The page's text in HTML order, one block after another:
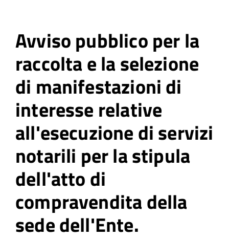
Avviso pubblico per la
raccolta e la selezione
di manifestazioni di
interesse relative
all'esecuzione di servizi
notarili per la stipula
dell'atto di
compravendita della
sede dell'Ente.